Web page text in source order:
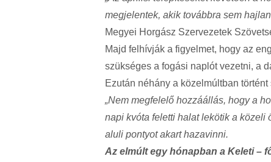
megjelentek, akik továbbra sem
Megyei Horgász Szervezetek
Majd felhívják a figyelmet, hogy az
szükséges a fogási naplót vezetni, a
Ezután néhány a közelmúltban
„Nem megfelelő hozzáállás, hogy a
napi kvóta feletti halat lekötik a közeli
aluli pontyot akart hazavinni.
Az elmúlt egy hónapban a Keleti –